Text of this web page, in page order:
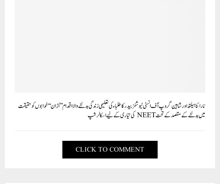
نارائنا ہیلتھ اور شاہین گروپ آف انسٹی ٹیوشنزبیدر کاطلباء کی تعلیمی زندگی بدلنے والا اقدام’’اُڑان‘‘ خوابوں کو حقیقت
میں بدلنے کے مقصد کے تحتNEET کی تیاری کے لیے اسکالرشپ
CLICK TO COMMENT